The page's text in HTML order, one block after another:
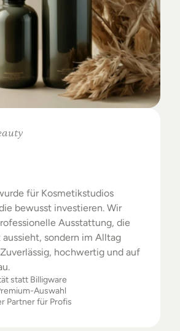
für Kosmetikstudios
bewusst investieren. Wir
Ausstattung, die
sondern im Alltag
hochwertig und auf
statt Billigware
Auswahl
Partner für Profis